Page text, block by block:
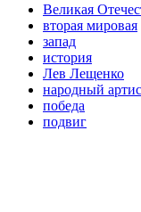
Великая
вторая мировая
запад
история
Лев Лещенко
народный
победа
подвиг